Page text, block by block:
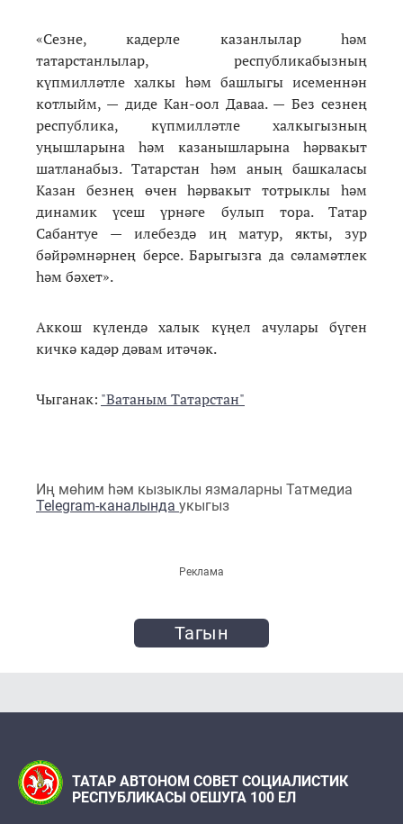
«Сезне, кадерле казанлылар һәм
татарстанлылар, республикабызның
күпмилләтле халкы һәм башлыгы исеменнән
котлыйм, — диде Кан-оол Даваа. — Без сезнең
республика, күпмилләтле халкыгызның
уңышларына һәм казанышларына һәрвакыт
шатланабыз. Татарстан һәм аның башкаласы
Казан безнең өчен һәрвакыт тотрыклы һәм
динамик үсеш үрнәге булып тора. Татар
Сабантуе — илебездә иң матур, якты, зур
бәйрәмнәрнең берсе. Барыгызга да сәламәтлек
һәм бәхет».
Аккош күлендә халык күңел ачулары бүген
кичкә кадәр дәвам итәчәк.
Чыганак: "Ватаным Татарстан"
Иң мөһим һәм кызыклы язмаларны Татмедиа
Telegram-каналында укыгыз
Реклама
Тагын
ТАТАР АВТОНОМ СОВЕТ СОЦИАЛИСТИК
РЕСПУБЛИКАСЫ ОЕШУГА 100 ЕЛ